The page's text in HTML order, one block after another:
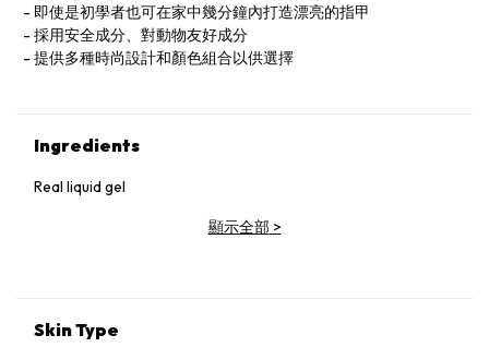
即使是初學者也可在家中幾分鐘內打造漂亮的指甲
採用安全成分、對動物友好成分
提供多種時尚設計和顏色組合以供選擇
Ingredients
Real liquid gel
顯示全部>
Skin Type